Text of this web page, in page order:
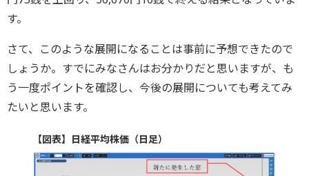
す。
さて、このような展開になることは事前に予想できたので
しょうか。すでにみなさんはお分かりだと思いますが、も
う一度ポイントを確認し、今後の展開についても考えてみ
たいと思います。
【図表】日経平均株価（日足）